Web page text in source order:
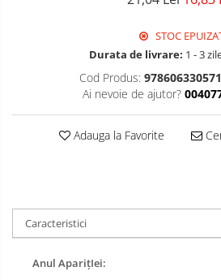
STOC
Durata de livrare: 1 - 3
Cod Produs:
Ai nevoie de ajutor?
Adauga la Favorite
Caracteristici
Anul AparițIei: